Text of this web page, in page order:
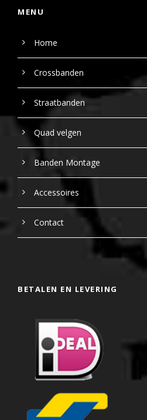
MENU
Home
Crossbanden
Straatbanden
Quad velgen
Banden Montage
Accessoires
Contact
BETALEN EN LEVERING